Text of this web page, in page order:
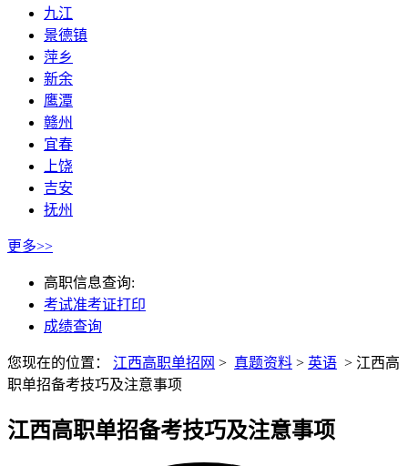
九江
景德镇
萍乡
新余
鹰潭
赣州
宜春
上饶
吉安
抚州
更多>>
高职信息查询:
考试准考证打印
成绩查询
您现在的位置： 江西高职单招网 > 真题资料 > 英语 > 江西高
职单招备考技巧及注意事项
江西高职单招备考技巧及注意事项